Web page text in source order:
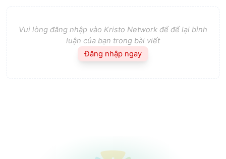
Vui lòng đăng nhập vào Kristo Network để để lại bình
luận của bạn trong bài viết
Đăng nhập ngay